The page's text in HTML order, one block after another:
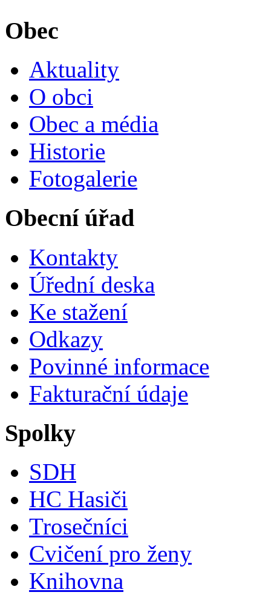
Obec
Aktuality
O obci
Obec a média
Historie
Fotogalerie
Obecní úřad
Kontakty
Úřední deska
Ke stažení
Odkazy
Povinné informace
Fakturační údaje
Spolky
SDH
HC Hasiči
Trosečníci
Cvičení pro ženy
Knihovna